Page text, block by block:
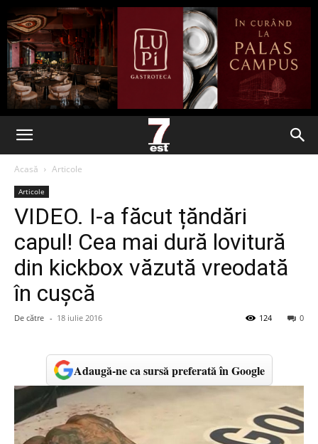
Acasă Articole
Articole
VIDEO. I-a făcut țăndări
capul! Cea mai dură lovitură
din kickbox văzută vreodată
în cușcă
De către - 18 iulie 2016 0
124
Adaugă-ne ca sursă preferată în Google